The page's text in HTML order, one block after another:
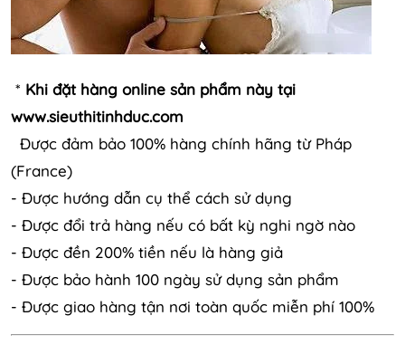
* Khi đặt hàng online sản phẩm này tại
www.sieuthitinhduc.com
Được đảm bảo 100% hàng chính hãng từ Pháp
(France)
- Được hướng dẫn cụ thể cách sử dụng
- Được đổi trả hàng nếu có bất kỳ nghi ngờ nào
- Được đền 200% tiền nếu là hàng giả
- Được bảo hành 100 ngày sử dụng sản phẩm
- Được giao hàng tận nơi toàn quốc miễn phí 100%